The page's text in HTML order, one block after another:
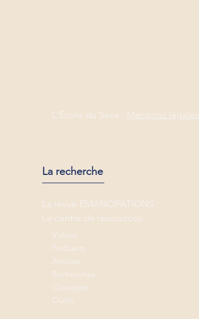
L'École du Sens - Mentions légales
La recherche
La revue ÉMANCIPATIONS
Le centre de ressources
Vidéos
Podcasts
Articles
Recherches
Ouvrages
Outils